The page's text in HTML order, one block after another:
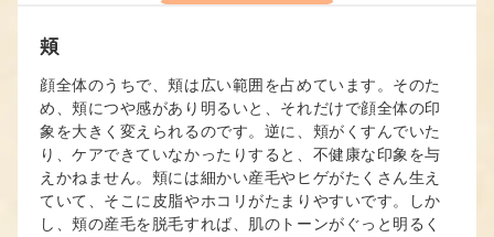
頬
顔全体のうちで、頬は広い範囲を占めています。そのた
め、頬につや感があり明るいと、それだけで顔全体の印
象を大きく変えられるのです。逆に、頬がくすんでいた
り、ケアできていなかったりすると、不健康な印象を与
えかねません。頬には細かい産毛やヒゲがたくさん生え
ていて、そこに皮脂やホコリがたまりやすいです。しか
し、頬の産毛を脱毛すれば、肌のトーンがぐっと明るく